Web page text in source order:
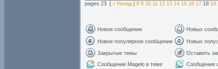
pages 23 [ < Назад | 8 9 10 11 12 13 14 15 16 17 18 19
Новое сообщение Новых
Новое популярное сообщение
Новых
Закрытые темы
Оставить
Сообщение Magelo в теме
Сообщение